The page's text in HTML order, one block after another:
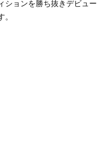
ションを勝ち抜きデビュー
。